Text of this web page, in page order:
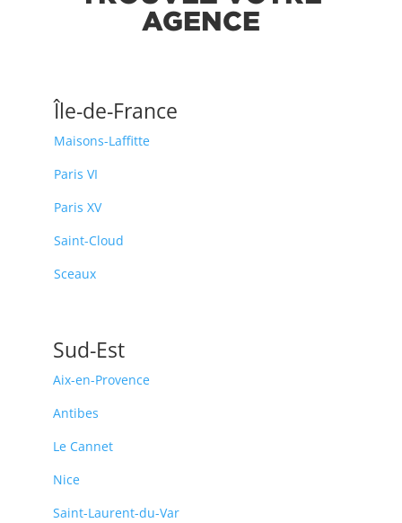
AGENCE
Île-de-France
Maisons-Laffitte
Paris VI
Paris XV
Saint-Cloud
Sceaux
Sud-Est
Aix-en-Provence
Antibes
Le Cannet
Nice
Saint-Laurent-du-Var